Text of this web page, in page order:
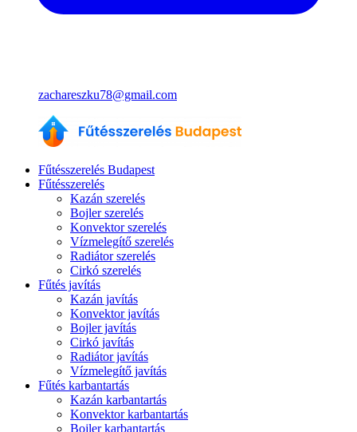
zachareszku78@gmail.com
Fűtésszerelés Budapest
Fűtésszerelés
Kazán szerelés
Bojler szerelés
Konvektor szerelés
Vízmelegítő szerelés
Radiátor szerelés
Cirkó szerelés
Fűtés javítás
Kazán javítás
Konvektor javítás
Bojler javítás
Cirkó javítás
Radiátor javítás
Vízmelegítő javítás
Fűtés karbantartás
Kazán karbantartás
Konvektor karbantartás
Bojler karbantartás